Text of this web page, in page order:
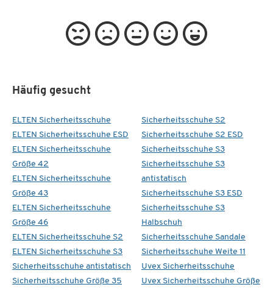
Häufig gesucht
ELTEN Sicherheitsschuhe
ELTEN Sicherheitsschuhe ESD
ELTEN Sicherheitsschuhe
Größe 42
ELTEN Sicherheitsschuhe
Größe 43
ELTEN Sicherheitsschuhe
Größe 46
ELTEN Sicherheitsschuhe S2
ELTEN Sicherheitsschuhe S3
Sicherheitsschuhe antistatisch
Sicherheitsschuhe Größe 35
Sicherheitsschuhe S2
Sicherheitsschuhe S2 ESD
Sicherheitsschuhe S3
Sicherheitsschuhe S3
antistatisch
Sicherheitsschuhe S3 ESD
Sicherheitsschuhe S3
Halbschuh
Sicherheitsschuhe Sandale
Sicherheitsschuhe Weite 11
Uvex Sicherheitsschuhe
Uvex Sicherheitsschuhe Größe